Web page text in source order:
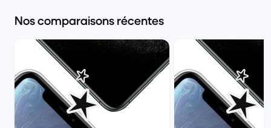
Nos comparaisons récentes